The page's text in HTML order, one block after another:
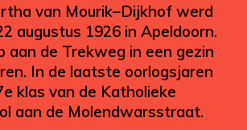
van Mourik–Dijkhof werd
augustus 1926 in Apeldoorn.
aan de Trekweg in een gezin
In de laatste oorlogsjaren
klas van de Katholieke
aan de Molendwarsstraat.